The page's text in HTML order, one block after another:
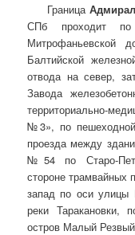
Граница
СПб проходит
Митрофаньевской
Балтийской
отвода на север,
Завода
территориально-
№3», по
проезда между
№54 по Старо-
стороне трамвайных
запад по оси улицы
реки Таракановки,
остров Малый